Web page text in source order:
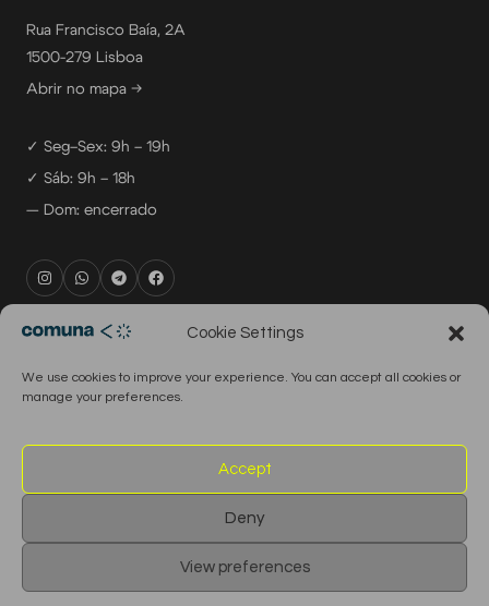
Cookie Settings
We use cookies to improve your experience. You can accept all cookies or
manage your preferences.
Accept
Deny
View preferences
Rua Francisco Baía, 2A
1500-279 Lisboa
Abrir no mapa →
✓ Seg–Sex: 9h – 19h
✓ Sáb: 9h – 18h
— Dom: encerrado
rental@comuna.pt
production@comuna.pt
English Português